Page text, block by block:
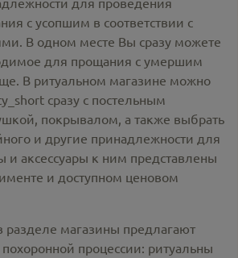
с усопшим в соответствии с
В одном месте Вы сразу можете
для прощания с умершим
В ритуальном магазине можно
сразу с постельным
покрывалом, а также выбрать
и другие принадлежности для
и аксессуары к ним представлены
и доступном ценовом
разделе магазины предлагают
процессии: ритуальны